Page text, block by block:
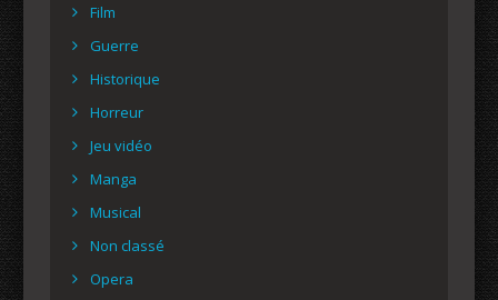
Film
Guerre
Historique
Horreur
Jeu vidéo
Manga
Musical
Non classé
Opera